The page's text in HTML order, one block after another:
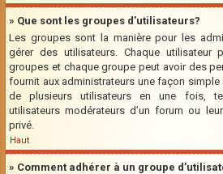
» Que sont les groupes d’utilisateurs?
Les groupes sont la manière pour les
gérer des utilisateurs. Chaque utilisateur
groupes et chaque groupe peut avoir des
fournit aux administrateurs une façon
de plusieurs utilisateurs en une fois,
utilisateurs modérateurs d’un forum ou
privé.
Haut
» Comment adhérer à un groupe